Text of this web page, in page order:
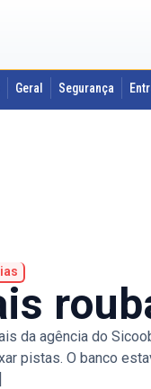
Geral Segurança
da agência do
pistas. O banco